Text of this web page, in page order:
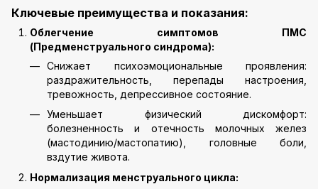
Ключевые преимущества и показания:
Облегчение симптомов ПМС
(Предменструального синдрома):
Снижает психоэмоциональные проявления:
раздражительность, перепады настроения,
тревожность, депрессивное состояние.
Уменьшает физический дискомфорт:
болезненность и отечность молочных желез
(мастодинию/мастопатию), головные боли,
вздутие живота.
Нормализация менструального цикла: